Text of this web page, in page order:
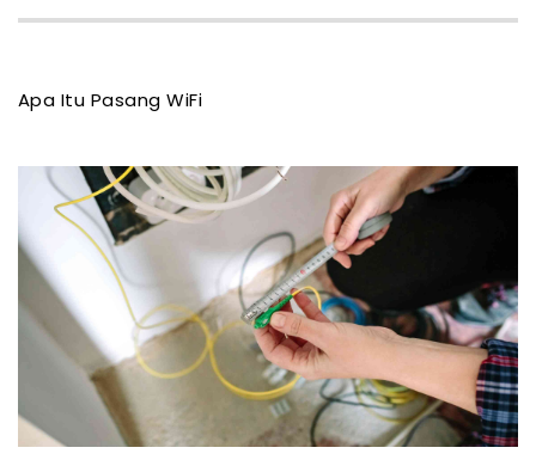
Apa Itu Pasang WiFi